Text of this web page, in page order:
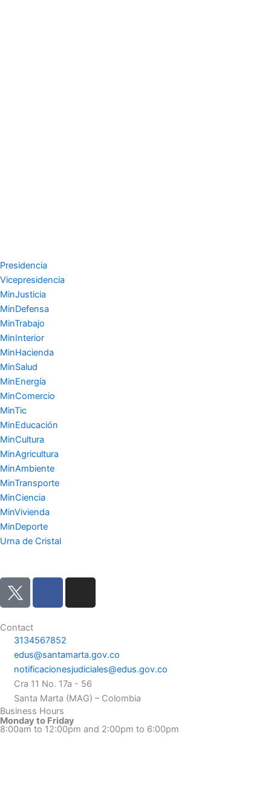
Presidencia
Vicepresidencia
MinJusticia
MinDefensa
MinTrabajo
MinInterior
MinHacienda
MinSalud
MinEnergía
MinComercio
MinTic
MinEducación
MinCultura
MinAgricultura
MinAmbiente
MinTransporte
MinCiencia
MinVivienda
MinDeporte
Urna de Cristal
b
o
o
k
g
r
a
m
Contact
3134567852
edus@santamarta.gov.co
notificacionesjudiciales@edus.gov.co
Cra 11 No. 17a - 56
Santa Marta (MAG) – Colombia
Business Hours
Monday to Friday
8:00am to 12:00pm and 2:00pm to 6:00pm